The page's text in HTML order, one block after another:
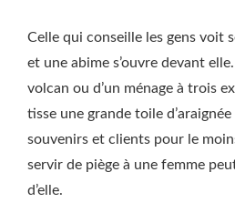
Celle qui conseille les gens voit
et une abime s’ouvre devant
volcan ou d’un ménage à trois
tisse une grande toile
souvenirs et clients pour le
servir de piège à une femme
d’elle.